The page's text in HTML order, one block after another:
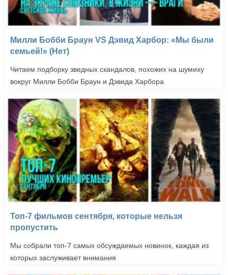
Милли Бобби Браун VS Дэвид Харбор: «Мы были
семьей!» (Нет)
Читаем подборку зведных скандалов, похожих на шумиху
вокруг Милли Бобби Браун и Дэвида Харбора
Топ-7 фильмов сентября, которые нельзя
пропустить
Мы собрали топ-7 самых обсуждаемых новинок, каждая из
которых заслуживает внимания